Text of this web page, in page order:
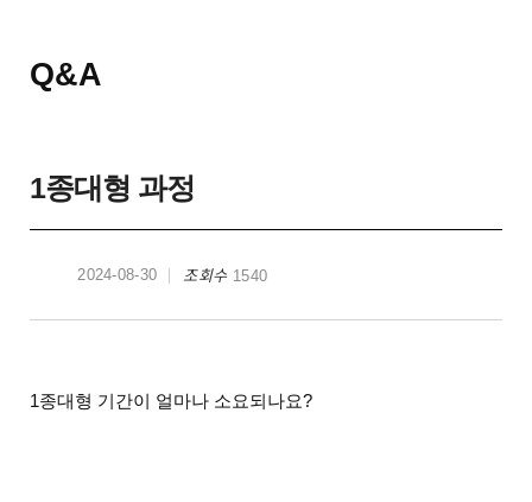
Q&A
1종대형 과정
2024-08-30 조회수 1540
1종대형 기간이 얼마나 소요되나요?